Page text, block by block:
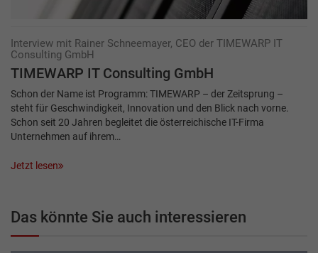
Interview mit Rainer Schneemayer, CEO der TIMEWARP IT
Consulting GmbH
TIMEWARP IT Consulting GmbH
Schon der Name ist Programm: TIMEWARP – der Zeitsprung –
steht für Geschwindigkeit, Innovation und den Blick nach vorne.
Schon seit 20 Jahren begleitet die österreichische IT-Firma
Unternehmen auf ihrem…
Jetzt lesen
Das könnte Sie auch interessieren